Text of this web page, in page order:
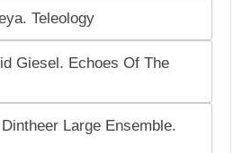
Teleology
Giesel. Echoes Of The
Large Ensemble.